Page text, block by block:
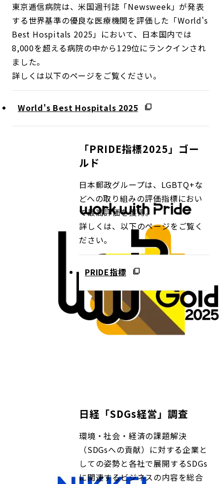
東京逓信病院は、米国週刊誌「Newsweek」が発表
する世界基準の優良な医療機関を評価した「World's
Best Hospitals 2025」において、日本国内では
8,000を超える病院の中から129位にランクインされ
ました。
詳しくは以下のページをご覧ください。
World's Best Hospitals 2025
「PRIDE指標2025」ゴー
ルド
日本郵政グループは、LGBTQ+な
どへの取り組みの評価指標におい
て最高評価を獲得。
詳しくは、以下のページをご覧く
ださい。
PRIDE指標
日経「SDGs経営」調査
環境・社会・経済の課題解決
（SDGsへの貢献）に対する企業と
しての姿勢と各社で展開するSDGs
に関連するビジネスの内容を総合